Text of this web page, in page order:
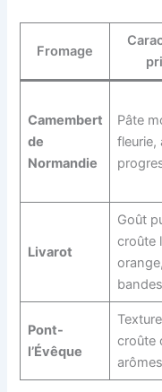
Fromage
Camembert
de
Normandie
Pâte
fleurie,
Livarot
Goût
croûte
Pont-
l’Évêque
croûte